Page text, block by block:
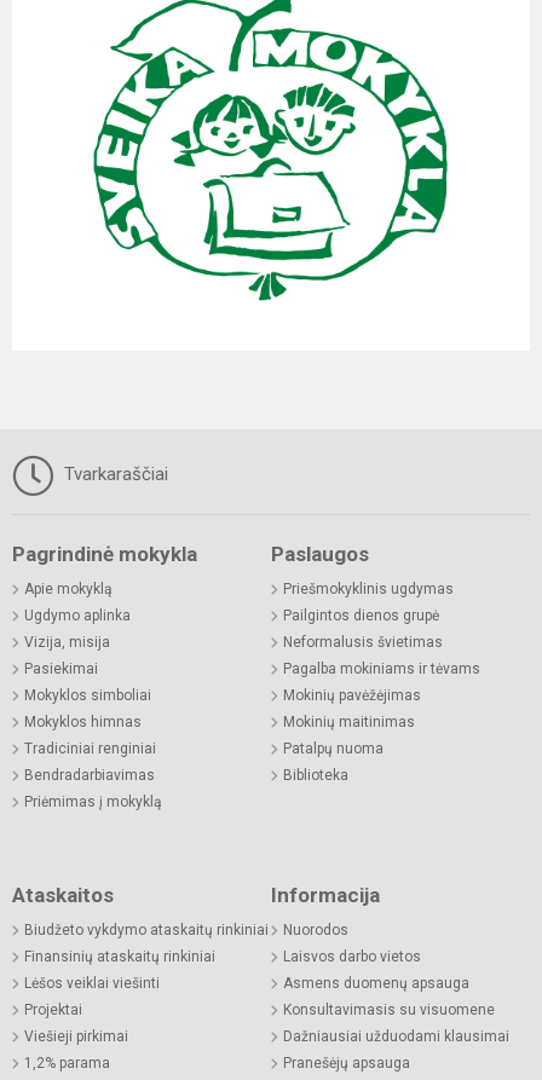
Tvarkaraščiai
Pagrindinė mokykla
Apie mokyklą
Ugdymo aplinka
Vizija, misija
Pasiekimai
Mokyklos simboliai
Mokyklos himnas
Tradiciniai renginiai
Bendradarbiavimas
Priėmimas į mokyklą
Paslaugos
Priešmokyklinis ugdymas
Pailgintos dienos grupė
Neformalusis švietimas
Pagalba mokiniams ir tėvams
Mokinių pavėžėjimas
Mokinių maitinimas
Patalpų nuoma
Biblioteka
Ataskaitos
Biudžeto vykdymo ataskaitų rinkiniai
Finansinių ataskaitų rinkiniai
Lėšos veiklai viešinti
Projektai
Viešieji pirkimai
1,2% parama
Informacija
Nuorodos
Laisvos darbo vietos
Asmens duomenų apsauga
Konsultavimasis su visuomene
Dažniausiai užduodami klausimai
Pranešėjų apsauga